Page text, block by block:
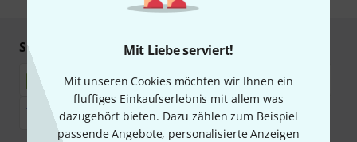
Mit Liebe serviert!
Mit unseren Cookies möchten wir Ihnen ein
fluffiges Einkaufserlebnis mit allem was
dazugehört bieten. Dazu zählen zum Beispiel
passende Angebote, personalisierte Anzeigen
Sicher einkaufen & bezahlen